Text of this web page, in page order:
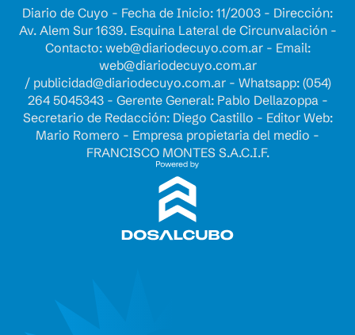
Diario de Cuyo - Fecha de Inicio: 11/2003 - Dirección:
Av. Alem Sur 1639. Esquina Lateral de Circunvalación -
Contacto: web@diariodecuyo.com.ar- Email:
web@diariodecuyo.com.ar
/ publicidad@diariodecuyo.com.ar- Whatsapp: (054)
264 5045343 - Gerente General: Pablo Dellazoppa -
Secretario de Redacción: Diego Castillo - Editor Web:
Mario Romero - Empresa propietaria del medio -
FRANCISCO MONTES S.A.C.I.F.